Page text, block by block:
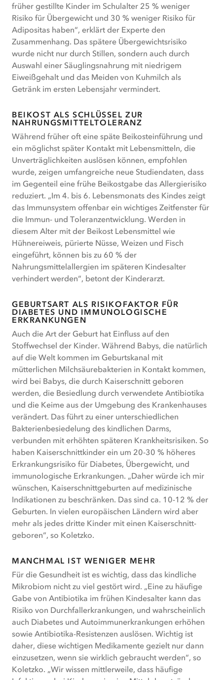
früher gestillte Kinder im Schulalter 25 % weniger
Risiko für Übergewicht und 30 % weniger Risiko für
Adipositas haben“, erklärt der Experte den
Zusammenhang. Das spätere Übergewichtsrisiko
wurde nicht nur durch Stillen, sondern auch durch
Auswahl einer Säuglingsnahrung mit niedrigem
Eiweißgehalt und das Meiden von Kuhmilch als
Getränk im ersten Lebensjahr vermindert.
BEIKOST ALS SCHLÜSSEL ZUR
NAHRUNGSMITTELTOLERANZ
Während früher oft eine späte Beikosteinführung und
ein möglichst später Kontakt mit Lebensmitteln, die
Unverträglichkeiten auslösen können, empfohlen
wurde, zeigen umfangreiche neue Studiendaten, dass
im Gegenteil eine frühe Beikostgabe das Allergierisiko
reduziert. „Im 4. bis 6. Lebensmonats des Kindes zeigt
das Immunsystem offenbar ein wichtiges Zeitfenster für
die Immun- und Toleranzentwicklung. Werden in
diesem Alter mit der Beikost Lebensmittel wie
Hühnereiweis, pürierte Nüsse, Weizen und Fisch
eingeführt, können bis zu 60 % der
Nahrungsmittelallergien im späteren Kindesalter
verhindert werden“, betont der Kinderarzt.
GEBURTSART ALS RISIKOFAKTOR FÜR
DIABETES UND IMMUNOLOGISCHE
ERKRANKUNGEN
Auch die Art der Geburt hat Einfluss auf den
Stoffwechsel der Kinder. Während Babys, die natürlich
auf die Welt kommen im Geburtskanal mit
mütterlichen Milchsäurebakterien in Kontakt kommen,
wird bei Babys, die durch Kaiserschnitt geboren
werden, die Besiedlung durch verwendete Antibiotika
und die Keime aus der Umgebung des Krankenhauses
verändert. Das führt zu einer unterschiedlichen
Bakterienbesiedelung des kindlichen Darms,
verbunden mit erhöhten späteren Krankheitsrisiken. So
haben Kaiserschnittkinder ein um 20-30 % höheres
Erkrankungsrisiko für Diabetes, Übergewicht, und
immunologische Erkrankungen. „Daher würde ich mir
wünschen, Kaiserschnittgeburten auf medizinische
Indikationen zu beschränken. Das sind ca. 10-12 % der
Geburten. In vielen europäischen Ländern wird aber
mehr als jedes dritte Kinder mit einen Kaiserschnitt-
geboren“, so Koletzko.
MANCHMAL IST WENIGER MEHR
Für die Gesundheit ist es wichtig, dass das kindliche
Mikrobiom nicht zu viel gestört wird. „Eine zu häufige
Gabe von Antibiotika im frühen Kindesalter kann das
Risiko von Durchfallerkrankungen, und wahrscheinlich
auch Diabetes und Autoimmunerkrankungen erhöhen
sowie Antibiotika-Resistenzen auslösen. Wichtig ist
daher, diese wichtigen Medikamente gezielt nur dann
einzusetzen, wenn sie wirklich gebraucht werden“, so
Koletzko. „Wir wissen mittlerweile, dass häufige